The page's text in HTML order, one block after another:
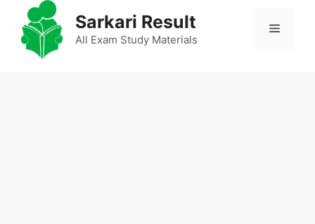
content
Sarkari Result
All Exam Study Materials
Menu